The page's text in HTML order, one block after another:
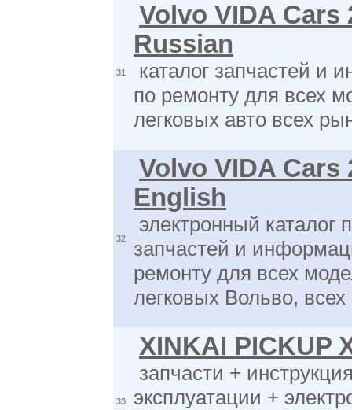
31
Volvo VIDA Cars
Russian
каталог запчастей и
по ремонту для всех
легковых авто всех
32
Volvo VIDA Cars
English
электронный каталог
запчастей и
ремонту для всех
легковых Вольво,
33
XINKAI PICKUP
запчасти +
эксплуатации +